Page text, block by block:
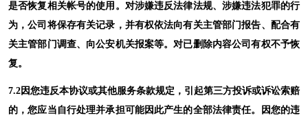
是否恢复相关帐号的使用。对涉嫌违反法律法规、涉嫌违法犯罪的行
为，公司将保存有关记录，并有权依法向有关主管部门报告、配合有
关主管部门调查、向公安机关报案等。对已删除内容公司有权不予恢
复。
7.2因您违反本协议或其他服务条款规定，引起第三方投诉或诉讼索赔
的，您应当自行处理并承担可能因此产生的全部法律责任。因您的违